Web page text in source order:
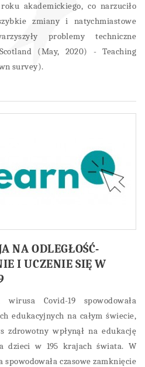
akademickiego, co narzuciło
zmiany i natychmiastowe
problemy techniczne
(May, 2020) - Teaching
survey).
NA ODLEGŁOŚĆ-
I UCZENIE SIĘ W
wirusa Covid-19 spowodowała
edukacyjnych na całym świecie,
zdrowotny wpłynął na edukację
dzieci w 195 krajach świata. W
czasowe zamknięcie